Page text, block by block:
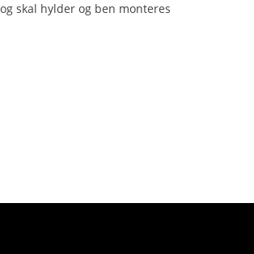
skal hylder og ben monteres